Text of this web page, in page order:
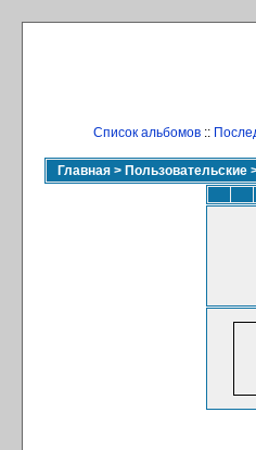
Список альбомов ::
Главная > Пользовательские